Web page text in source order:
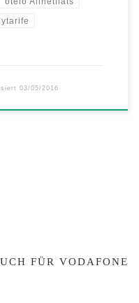
03/05/2016
font size.
font size. font size.
FÜR VODAFONE